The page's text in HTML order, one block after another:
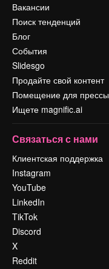
Вакансии
Поиск тенденций
Блог
События
Slidesgo
Продайте свой контент
Помещение для прессы
Ищете magnific.ai
Связаться с нами
Клиентская поддержка
Instagram
YouTube
LinkedIn
TikTok
Discord
X
Reddit